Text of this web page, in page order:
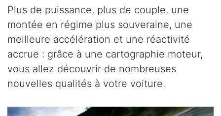
Plus de puissance, plus de couple, une
montée en régime plus souveraine, une
meilleure accélération et une réactivité
accrue : grâce à une cartographie moteur,
vous allez découvrir de nombreuses
nouvelles qualités à votre voiture.